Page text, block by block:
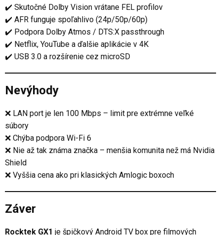
✔️ Skutočné Dolby Vision vrátane FEL profilov
✔️ AFR funguje spoľahlivo (24p/50p/60p)
✔️ Podpora Dolby Atmos / DTS:X passthrough
✔️ Netflix, YouTube a ďalšie aplikácie v 4K
✔️ USB 3.0 a rozšírenie cez microSD
Nevýhody
❌ LAN port je len 100 Mbps – limit pre extrémne veľké
súbory
❌ Chýba podpora Wi-Fi 6
❌ Nie až tak známa značka – menšia komunita než má Nvidia
Shield
❌ Vyššia cena ako pri klasických Amlogic boxoch
Záver
Rocktek GX1 je špičkový Android TV box pre filmových